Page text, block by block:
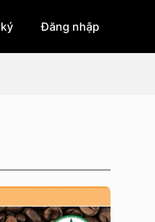
Đăng nhập